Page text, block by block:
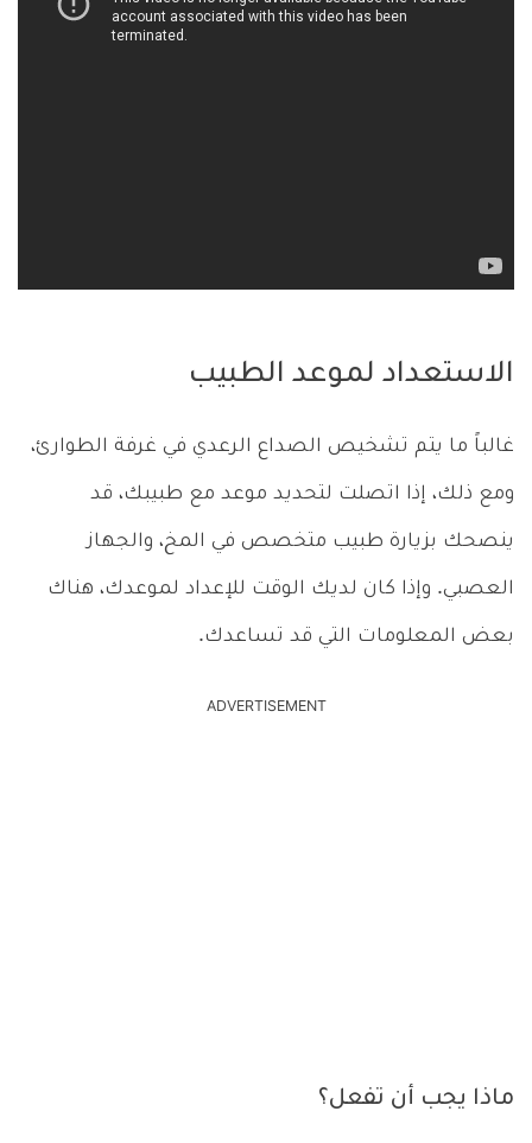
الاستعداد لموعد الطبيب
غالباً ما يتم تشخيص الصداع الرعدي في غرفة الطوارئ،
ومع ذلك، إذا اتصلت لتحديد موعد مع طبيبك، قد
ينصحك بزيارة طبيب متخصص في المخ، والجهاز
العصبي. وإذا كان لديك الوقت للإعداد لموعدك، هناك
بعض المعلومات التي قد تساعدك.
ADVERTISEMENT
ماذا يجب أن تفعل؟